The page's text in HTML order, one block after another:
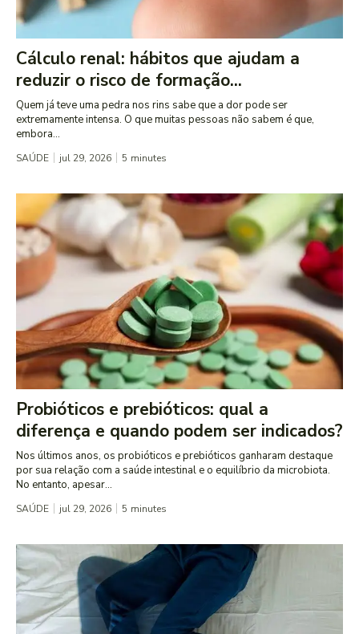
Cálculo renal: hábitos que ajudam a
reduzir o risco de formação...
Quem já teve uma pedra nos rins sabe que a dor pode ser
extremamente intensa. O que muitas pessoas não sabem é que,
embora...
SAÚDE jul 29, 2026 5 minutes
Probióticos e prebióticos: qual a
diferença e quando podem ser indicados?
Nos últimos anos, os probióticos e prebióticos ganharam destaque
por sua relação com a saúde intestinal e o equilíbrio da microbiota.
No entanto, apesar...
SAÚDE jul 29, 2026 5 minutes